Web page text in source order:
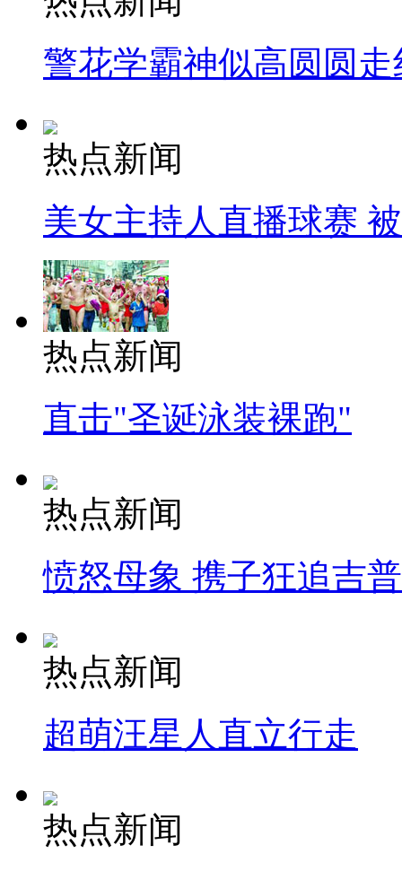
警花学霸神似高圆圆走
热点新闻
美女主持人直播球赛
热点新闻
直击"圣诞泳装裸跑"
热点新闻
愤怒母象 携子狂追吉
热点新闻
超萌汪星人直立行走
热点新闻